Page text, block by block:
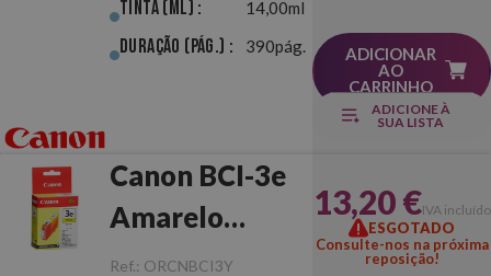
Tinta (ml) : 14,00ml
Duração (pág.) : 390pág.
ADICIONAR
AO
CARRINHO
ADICIONE À
SUA LISTA
Canon BCI-3e
Amarelo
Original
Ref.: ORCNBCI3Y
13,20 €IVA incluído
ESGOTADO
Consulte-nos na próxima
reposição!